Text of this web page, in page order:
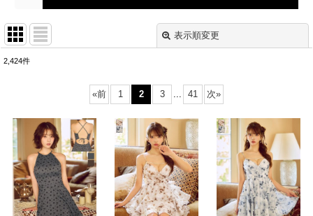
表示順変更
絞り込む
2,424件
«前 1 2 3 41 次»